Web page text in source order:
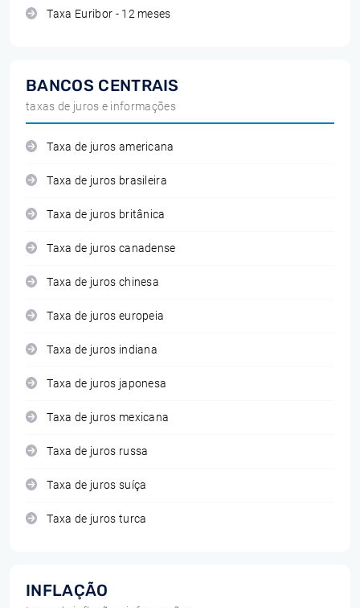
Taxa Euribor - 12 meses
BANCOS CENTRAIS
taxas de juros e informações
Taxa de juros americana
Taxa de juros brasileira
Taxa de juros britânica
Taxa de juros canadense
Taxa de juros chinesa
Taxa de juros europeia
Taxa de juros indiana
Taxa de juros japonesa
Taxa de juros mexicana
Taxa de juros russa
Taxa de juros suíça
Taxa de juros turca
INFLAÇÃO